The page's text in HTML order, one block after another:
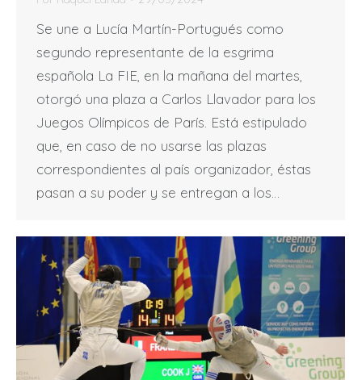
Se une a Lucía Martín-Portugués como
segundo representante de la esgrima
española La FIE, en la mañana del martes,
otorgó una plaza a Carlos Llavador para los
Juegos Olímpicos de París. Está estipulado
que, en caso de no usarse las plazas
correspondientes al país organizador, éstas
pasan a su poder y se entregan a los…